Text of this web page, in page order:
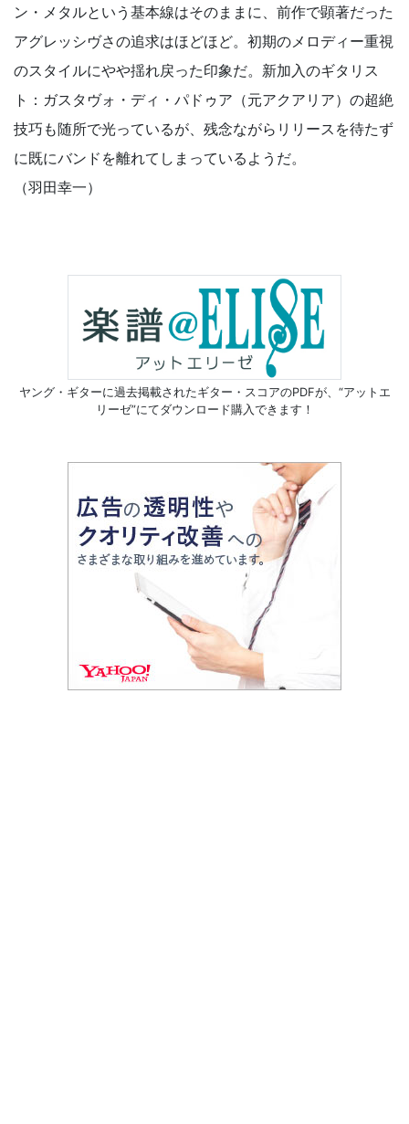
ン・メタルという基本線はそのままに、前作で顕著だった
アグレッシヴさの追求はほどほど。初期のメロディー重視
のスタイルにやや揺れ戻った印象だ。新加入のギタリス
ト：ガスタヴォ・ディ・パドゥア（元アクアリア）の超絶
技巧も随所で光っているが、残念ながらリリースを待たず
に既にバンドを離れてしまっているようだ。
（羽田幸一）
ヤング・ギターに過去掲載されたギター・スコアのPDFが、 “アットエ
リーゼ”にてダウンロード購入できます！